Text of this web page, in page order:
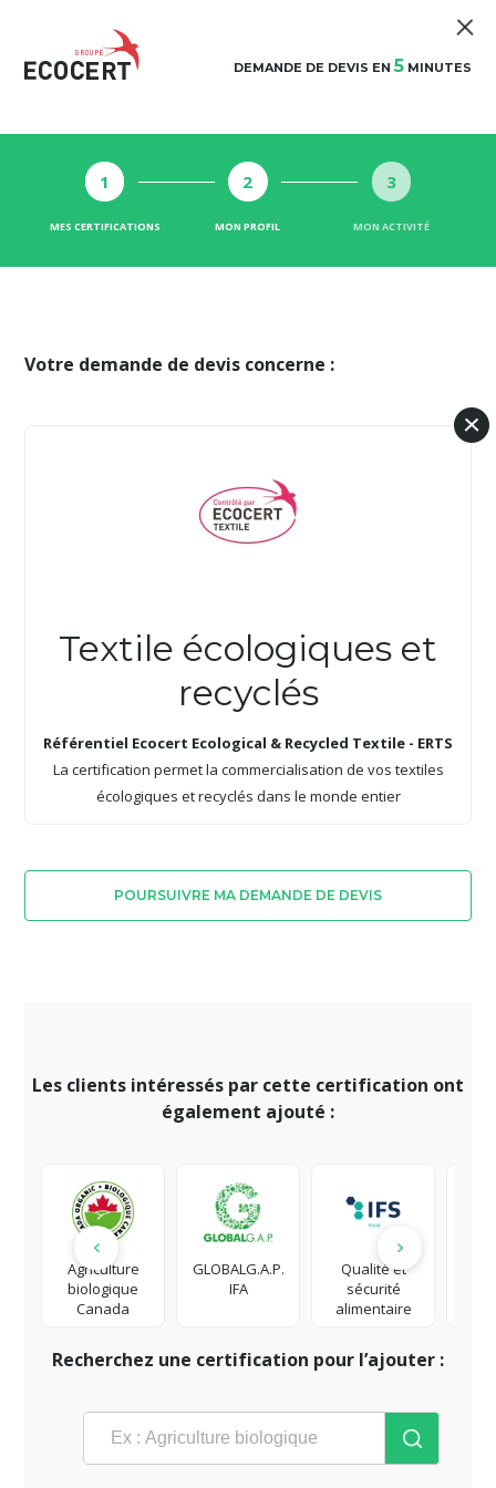
DEMANDE DE DEVIS EN5MINUTES
1
MES CERTIFICATIONS
2
MON PROFIL
3
MON ACTIVITÉ
Votre demande de devis concerne :
Textile écologiques et
recyclés
Référentiel Ecocert Ecological & Recycled Textile - ERTS
La certification permet la commercialisation de vos textiles
écologiques et recyclés dans le monde entier
POURSUIVRE MA DEMANDE DE DEVIS
Les clients intéressés par cette certification ont
également ajouté :
Agriculture
biologique
Canada
GLOBALG.A.P.
IFA
Qualité et
sécurité
alimentaire
Recherchez une certification pour l’ajouter :